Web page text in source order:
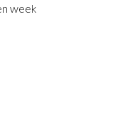
week